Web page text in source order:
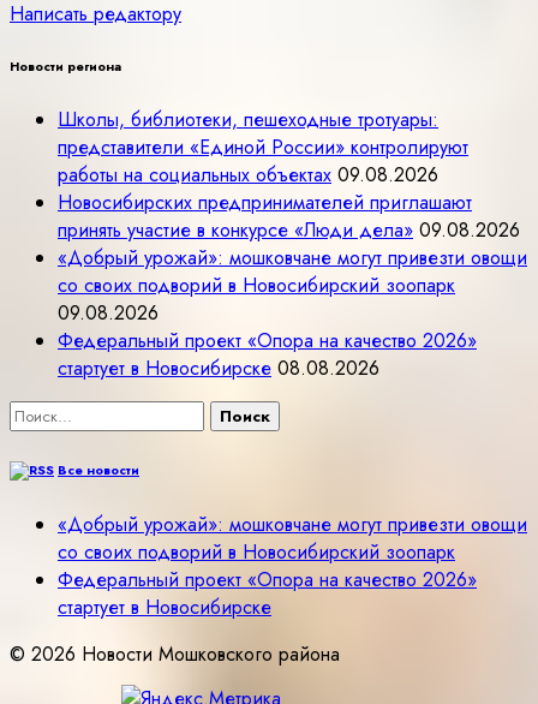
Написать редактору
Новости региона
Школы, библиотеки, пешеходные тротуары:
представители «Единой России» контролируют
работы на социальных объектах 09.08.2026
Новосибирских предпринимателей приглашают
принять участие в конкурсе «Люди дела» 09.08.2026
«Добрый урожай»: мошковчане могут привезти овощи
со своих подворий в Новосибирский зоопарк
09.08.2026
Федеральный проект «Опора на качество 2026»
стартует в Новосибирске 08.08.2026
Найти:
Все новости
«Добрый урожай»: мошковчане могут привезти овощи
со своих подворий в Новосибирский зоопарк
Федеральный проект «Опора на качество 2026»
стартует в Новосибирске
© 2026 Новости Мошковского района